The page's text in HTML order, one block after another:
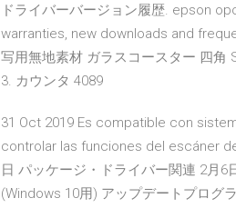
ドライバーバージョン履歴. epson
warranties, new downloads and
写用無地素材 ガラスコースター 四角
3. カウンタ 4089
31 Oct 2019 Es compatible con
controlar las funciones del escáner
日 パッケージ・ドライバー関連 2月6
(Windows 10用) アップデートプログ